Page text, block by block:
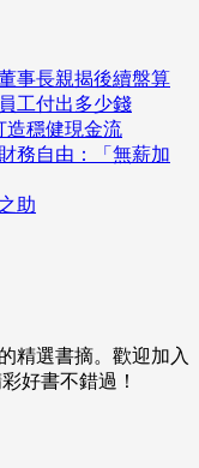
事長親揭後續盤算
工付出多少錢
造穩健現金流
務自由：「無薪加
助
精選書摘。歡迎加入
彩好書不錯過！